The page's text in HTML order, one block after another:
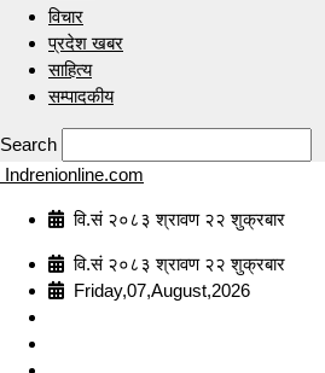
विचार
प्रदेश खबर
साहित्य
सम्पादकीय
Search
Indrenionline.com
वि.सं २०८३ श्रावण २२ शुक्रबार
वि.सं २०८३ श्रावण २२ शुक्रबार
Friday,07,August,2026